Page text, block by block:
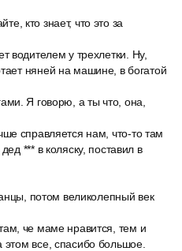
кто знает, что это за
водителем у трехлетки. Ну,
няней на машине, в богатой
Я говорю, а ты что, она,
справляется нам, что-то там
*** в коляску, поставил в
потом великолепный век
че маме нравится, тем и
все, спасибо большое.